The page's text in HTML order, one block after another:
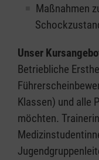
Maßnahmen
Unser
Betriebliche
Klassen) und alle
möchten.